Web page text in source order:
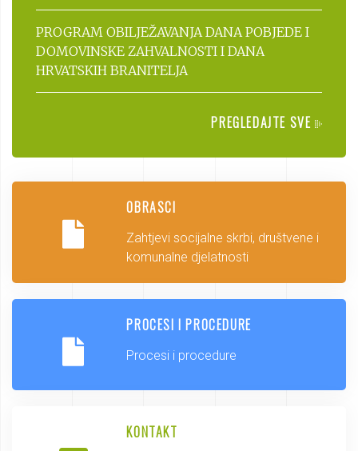
PROGRAM OBILJEŽAVANJA DANA POBJEDE I
DOMOVINSKE ZAHVALNOSTI I DANA
HRVATSKIH BRANITELJA
PREGLEDAJTE SVE
OBRASCI
Zahtjevi socijalne skrbi, društvene i
komunalne djelatnosti
PROCESI I PROCEDURE
Procesi i procedure
KONTAKT